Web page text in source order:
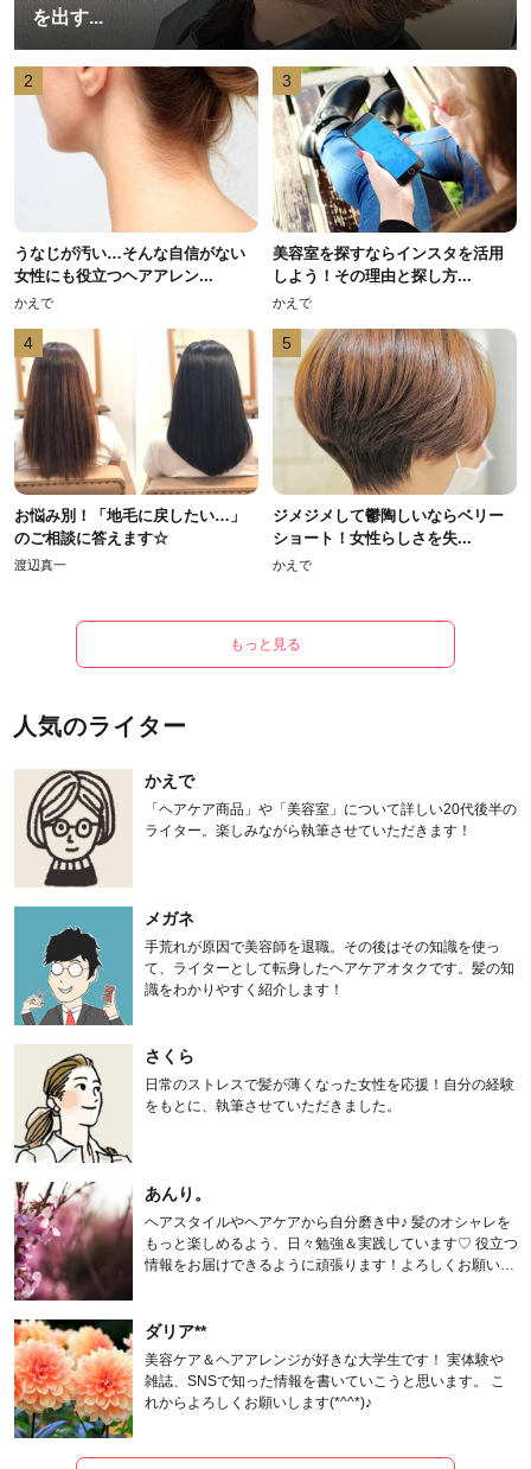
を出す...
2
うなじが汚い…そんな自信がない
女性にも役立つヘアアレン...
かえで
3
美容室を探すならインスタを活用
しよう！その理由と探し方...
かえで
4
お悩み別！「地毛に戻したい…」
のご相談に答えます☆
渡辺真一
5
ジメジメして鬱陶しいならベリー
ショート！女性らしさを失...
かえで
もっと見る
人気のライター
かえで
「ヘアケア商品」や「美容室」について詳しい20代後半の
ライター。楽しみながら執筆させていただきます！
メガネ
手荒れが原因で美容師を退職。その後はその知識を使っ
て、ライターとして転身したヘアケアオタクです。髪の知
識をわかりやすく紹介します！
さくら
日常のストレスで髪が薄くなった女性を応援！自分の経験
をもとに、執筆させていただきました。
あんり。
ヘアスタイルやヘアケアから自分磨き中♪ 髪のオシャレを
もっと楽しめるよう、日々勉強＆実践しています♡ 役立つ
情報をお届けできるように頑張ります！よろしくお願いし
ダリア**
美容ケア＆ヘアアレンジが好きな大学生です！ 実体験や
雑誌、SNSで知った情報を書いていこうと思います。 こ
れからよろしくお願いします(*^^*)♪